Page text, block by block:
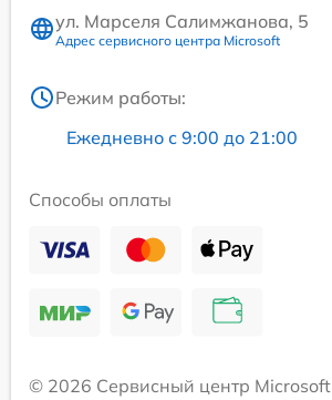
ул. Марселя Салимжанова, 5
Адрес сервисного центра Microsoft
Режим работы:
Ежедневно с 9:00 до 21:00
Способы оплаты
© 2026 Сервисный центр Microsoft